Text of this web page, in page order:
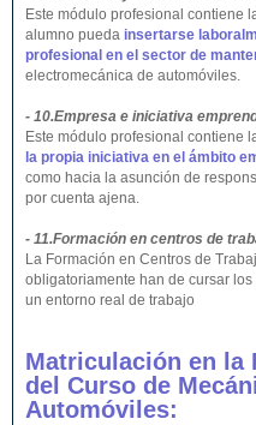
Este módulo profesional contiene
alumno pueda insertarse
profesional en el sector de
electromecánica de automóviles.
- 10.Empresa e iniciativa
Este módulo profesional contiene
la propia iniciativa en el ámbito
como hacia la asunción de
por cuenta ajena.
- 11.Formación en centros de
La Formación en Centros de
obligatoriamente han de cursar
un entorno real de trabajo
Matriculación en la
del Curso de
Automóviles: